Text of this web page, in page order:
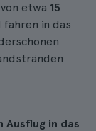
etwa 15
in das
Ausflug in das